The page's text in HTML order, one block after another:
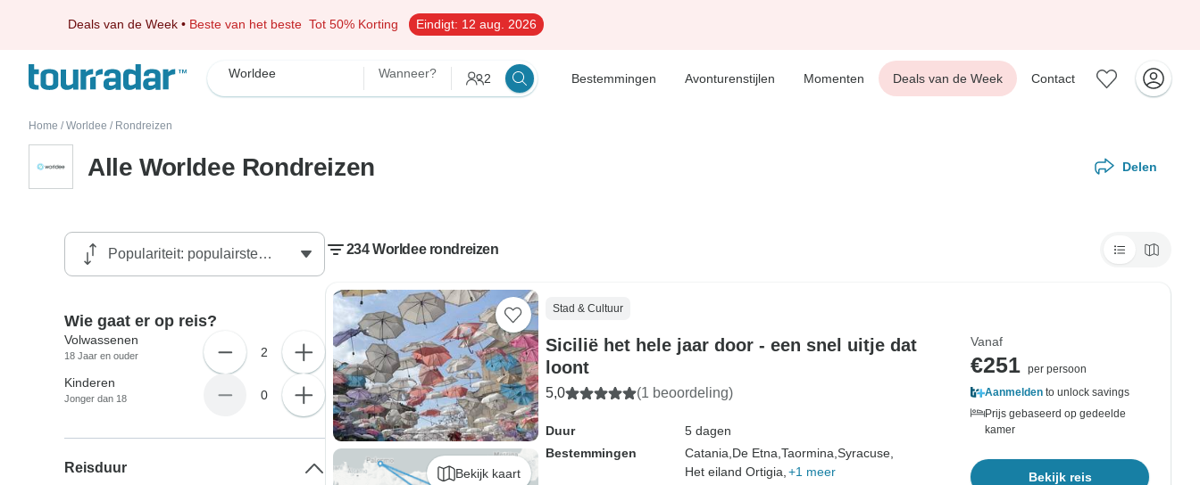
Deals van de Week • Beste van het beste Tot 50% Korting Eindigt: 12 aug. 2026
Worldee Wanneer? 2 Bestemmingen Avonturenstijlen Momenten Deals van de Week Contact
Home / Worldee / Rondreizen
Alle Worldee Rondreizen Delen
234 Worldee rondreizen
Bekijk kaart
Stad & Cultuur
Sicilië het hele jaar door - een snel uitje dat
loont
5,0 (1 beoordeling)
Duur
5 dagen
Bestemmingen
Catania, De Etna, Taormina, Syracuse,
Het eiland Ortigia, +1 meer
Vanaf
€251 per persoon
Aanmelden to unlock savings
Prijs gebaseerd op gedeelde
kamer
Bekijk reis
Wie gaat er op reis?
Volwassenen
18 Jaar en ouder 2
Kinderen
Jonger dan 18 0
Reisduur